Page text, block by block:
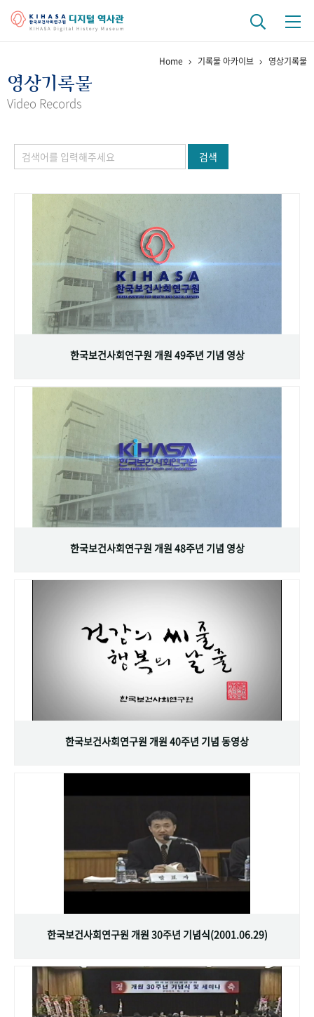
걸어온 길 기관 변천사
정책과 연구 키워드로 보는 연구 역사
연구자들
기록물 아카이브
사진 아카이브 문서 기록물 행정박물 영상 기록물
주년 기념
성과 50선 숫자로 보는 50년
VR 역사관
Home 기록물 아카이브 영상기록물
영상기록물
Video Records
검색
한국보건사회연구원 개원 49주년 기념 영상
한국보건사회연구원 개원 48주년 기념 영상
한국보건사회연구원 개원 40주년 기념 동영상
한국보건사회연구원 개원 30주년 기념식(2001.06.29)